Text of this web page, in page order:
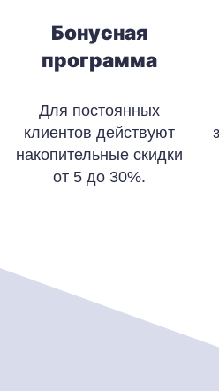
Бонусная
программа
Для постоянных
клиентов действуют
накопительные скидки
от 5 до 30%.